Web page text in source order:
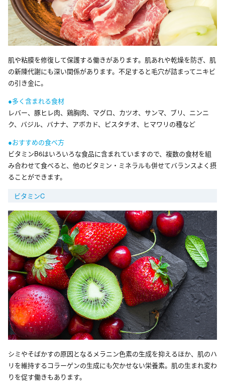
肌や粘膜を修復して保護する働きがあります。肌あれや乾燥を防ぎ、肌
の新陳代謝にも深い関係があります。不足すると毛穴が詰まってニキビ
の引き金に。
●多く含まれる食材
レバー、豚ヒレ肉、鶏胸肉、マグロ、カツオ、サンマ、ブリ、ニンニ
ク、バジル、バナナ、アボカド、ピスタチオ、ヒマワリの種など
●おすすめの食べ方
ビタミンB6はいろいろな食品に含まれていますので、複数の食材を組
み合わせて食べると、他のビタミン・ミネラルも併せてバランスよく摂
ることができます。
ビタミンC
シミやそばかすの原因となるメラニン色素の生成を抑えるほか、肌のハ
リを維持するコラーゲンの生成にも欠かせない栄養素。肌の生まれ変わ
りを促す働きもあります。